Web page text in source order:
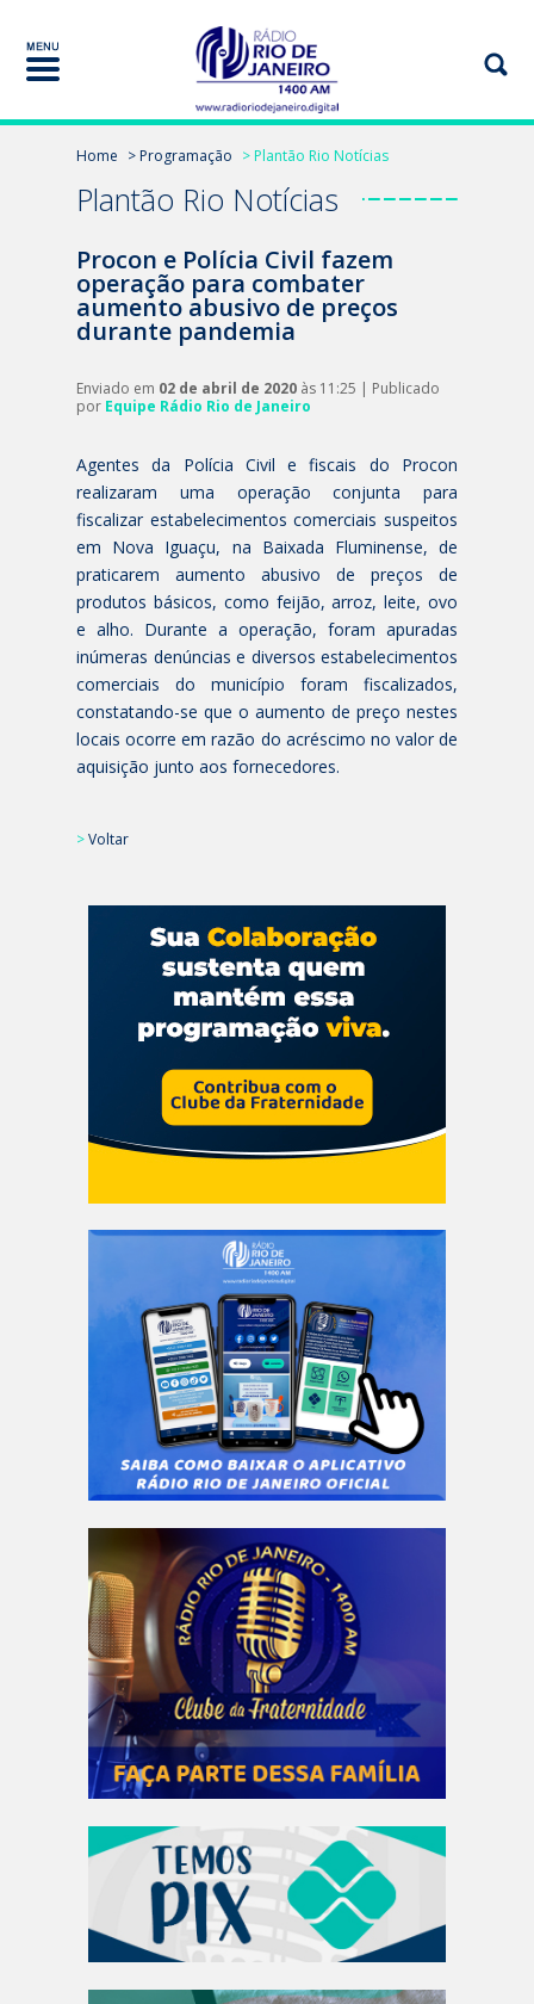
Home > Programação > Plantão Rio Notícias
Plantão Rio Notícias
Procon e Polícia Civil fazem
operação para combater
aumento abusivo de preços
durante pandemia
Enviado em 02 de abril de 2020 às 11:25 | Publicado
por Equipe Rádio Rio de Janeiro
Agentes da Polícia Civil e fiscais do Procon
realizaram uma operação conjunta para
fiscalizar estabelecimentos comerciais suspeitos
em Nova Iguaçu, na Baixada Fluminense, de
praticarem aumento abusivo de preços de
produtos básicos, como feijão, arroz, leite, ovo
e alho. Durante a operação, foram apuradas
inúmeras denúncias e diversos estabelecimentos
comerciais do município foram fiscalizados,
constatando-se que o aumento de preço nestes
locais ocorre em razão do acréscimo no valor de
aquisição junto aos fornecedores.
>Voltar